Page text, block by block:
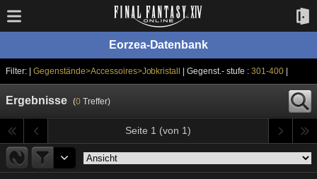
Eorzea-Datenbank
Filter: | Gegenstände>Accessoires>Jobkristall | Gegenst.- stufe :301-400|
Ergebnisse (0Treffer)
Seite 1 (von 1)